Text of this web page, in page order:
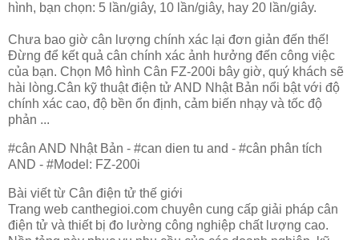
hình, bạn chọn: 5 lần/giây, 10 lần/giây, hay 20 lần/giây.
Chưa bao giờ cân lượng chính xác lại đơn giản đến thế!
Đừng để kết quả cân chính xác ảnh hưởng đến công việc
của bạn. Chọn Mô hình Cân FZ-200i bây giờ, quý khách sẽ
hài lòng.Cân kỹ thuật điện tử AND Nhật Bản nổi bật với độ
chính xác cao, độ bền ổn định, cảm biến nhạy và tốc độ
phản ...
#cân AND Nhật Bản - #can dien tu and - #cân phân tích
AND - #Model: FZ-200i
Bài viết từ Cân điện tử thế giới
Trang web canthegioi.com chuyên cung cấp giải pháp cân
điện tử và thiết bị đo lường công nghiệp chất lượng cao.